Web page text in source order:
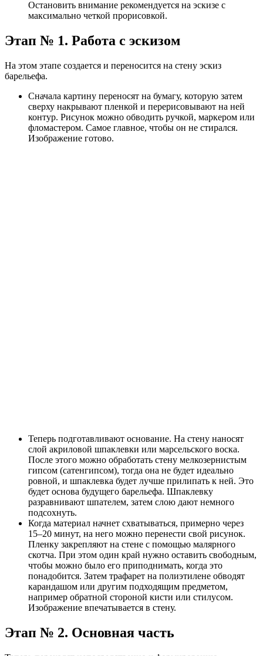
Остановить внимание рекомендуется на эскизе с
максимально четкой прорисовкой.
Этап № 1. Работа с эскизом
На этом этапе создается и переносится на стену эскиз
барельефа.
Сначала картину переносят на бумагу, которую затем
сверху накрывают пленкой и перерисовывают на ней
контур. Рисунок можно обводить ручкой, маркером или
фломастером. Самое главное, чтобы он не стирался.
Изображение готово.
Теперь подготавливают основание. На стену наносят
слой акриловой шпаклевки или марсельского воска.
После этого можно обработать стену мелкозернистым
гипсом (сатенгипсом), тогда она не будет идеально
ровной, и шпаклевка будет лучше прилипать к ней. Это
будет основа будущего барельефа. Шпаклевку
разравнивают шпателем, затем слою дают немного
подсохнуть.
Когда материал начнет схватываться, примерно через
15–20 минут, на него можно перенести свой рисунок.
Пленку закрепляют на стене с помощью малярного
скотча. При этом один край нужно оставить свободным,
чтобы можно было его приподнимать, когда это
понадобится. Затем трафарет на полиэтилене обводят
карандашом или другим подходящим предметом,
например обратной стороной кисти или стилусом.
Изображение впечатывается в стену.
Этап № 2. Основная часть